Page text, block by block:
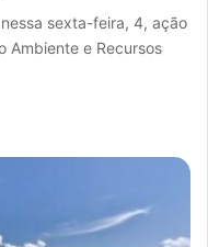
sexta-feira, 4, ação
Ambiente e Recursos